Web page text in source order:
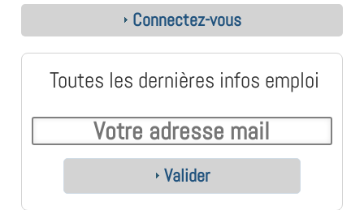
Connectez-vous
Toutes les dernières infos emploi
Valider